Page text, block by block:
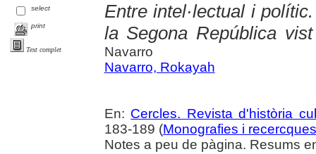
select
print
Text complet
Entre intel·lectual i
la Segona República
Navarro
Navarro, Rokayah
En: Cercles. Revista d'història
183-189 (Monografies i recercques
Notes a peu de pàgina. Resums